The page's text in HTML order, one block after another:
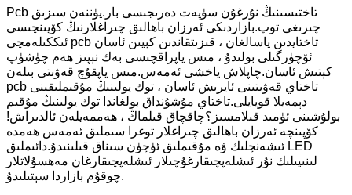
Pcb تاختىسىنىڭ نۇرغۇن سۈپەت دەرىجىسى بار.يۈننەن سىزىق
چىرىغى توپ.بازاردىكى ئەرزان باھالىق چىراغلارنىڭ كۆپىنچىسى
ئىككىلەمچى pcb تاختايدىن ياسالغان ، قىزىتقاندىن كېيىن ئاسان
ئۆچۈرگىلى بولىدۇ ، مىس ياپراقچىسى بەك نېپىز ھەم چۈشۈپ
كېتىش ئاسان.چاپلاش ياخشى ئەمەس.مىس ياپقۇچ قەۋىتى بىلەن
pcb تاختاي قەۋىتىنى ئايرىش ئاسان ، توك يولىنىڭ مۇقىملىقىنى
دېمەيلا قويايلى.تاختاي مۇشۇنداق بولغاندا توك يولىنىڭ مۇقىم
بولۇشىنى ئۈمىد قىلامسىز؟چاقچاق قىلماڭ ، ھەممەيلەن ئالدىراش!
كۆپىنچە ئەرزان باھالىق چىراغلار توغرا سىملىق ئەمەس ھەمدە
ئىشەنچلىك ۋە مۇقىملىق ئۈچۈن سىناق قىلىنىدۇ.دائىملىق LED
لىنىيىلىك نۇر ئىشلەپچىقارغۇچىلار ئىشلەپچىقارغان مەھسۇلاتلار
چوقۇم بازاردا سېتىلىدۇ.